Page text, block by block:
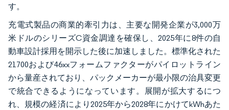
す。
充電式製品の商業的牽引力は、主要な開発企業が3,000万
米ドルのシリーズC資金調達を確保し、2025年に8件の自
動車設計採用を開示した後に加速しました。標準化された
21700および46xxフォームファクターがパイロットライン
から量産されており、パックメーカーが最小限の治具変更
で統合できるようになっています。展開が拡大するにつ
れ、規模の経済により2025年から2028年にかけてkWhあた